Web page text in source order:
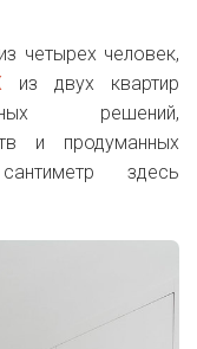
четырех человек,
из двух квартир
решений,
и продуманных
здесь